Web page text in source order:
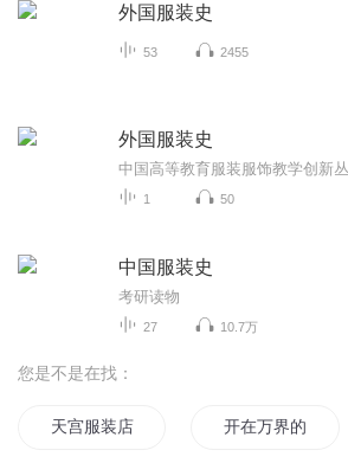
外国服装史
53 2455
外国服装史
1 50
中国服装史
考研读物
27 10.7万
您是不是在找：
天宫服装店 开在万界的服装店